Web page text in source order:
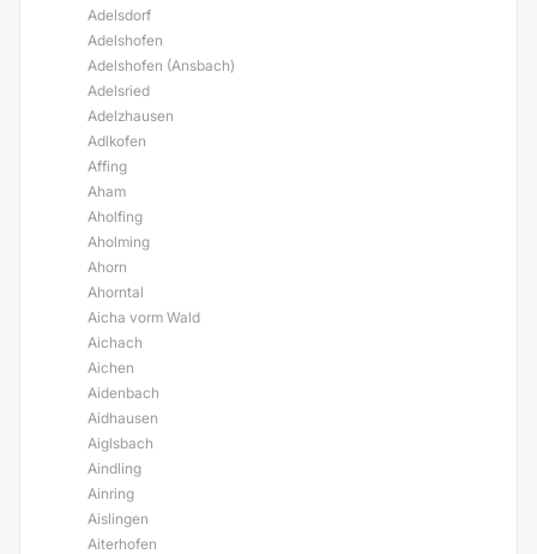
Adelsdorf
Adelshofen
Adelshofen (Ansbach)
Adelsried
Adelzhausen
Adlkofen
Affing
Aham
Aholfing
Aholming
Ahorn
Ahorntal
Aicha vorm Wald
Aichach
Aichen
Aidenbach
Aidhausen
Aiglsbach
Aindling
Ainring
Aislingen
Aiterhofen